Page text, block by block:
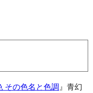
その色名と色調』青幻